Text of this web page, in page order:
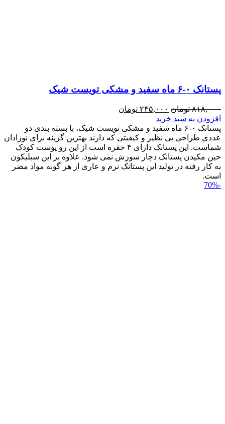
پستانک ۰-۶ ماه سفید و مشکی تویست شیک
۸۱۸,۰۰۰ تومان ۲۴۵,۰۰۰ تومان
افزودن به سبد خرید
پستانک ۰-۶ ماه سفید و مشکی تویست شیک، با بسته بندی دو
عددی طراحی بی نظیر و کیفیتی که دارند بهترین گزینه برای نوزادان
شماست. این پستانک دارای ۴ حفره است از این رو پوست کودک
حین مکیدن پستانک دچار سوزش نمی شود. علاوه بر این سیلیکون
به کار رفته در تولید این پستانک نرم و عاری از هر گونه مواد مضر
است.
-70%